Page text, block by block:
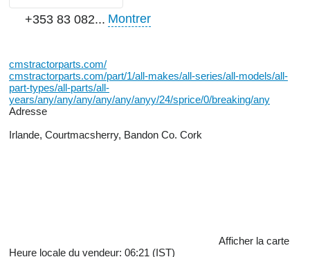
+353 83 082... Montrer
cmstractorparts.com/
cmstractorparts.com/part/1/all-makes/all-series/all-models/all-
part-types/all-parts/all-
years/any/any/any/any/any/anyy/24/sprice/0/breaking/any
Adresse
Irlande, Courtmacsherry, Bandon Co. Cork
Afficher la carte
Heure locale du vendeur: 06:21 (IST)